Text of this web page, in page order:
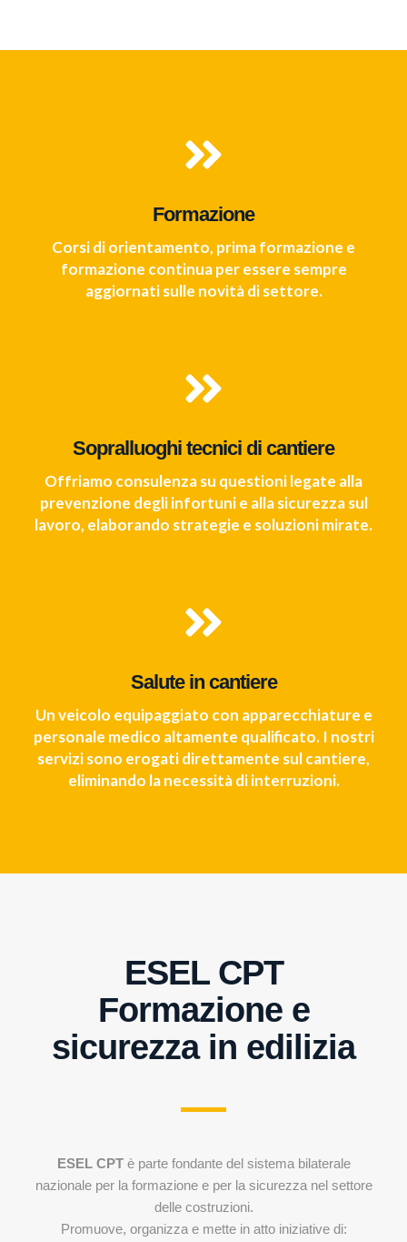
Formazione
Corsi di orientamento, prima formazione e
formazione continua per essere sempre
aggiornati sulle novità di settore.
Sopralluoghi tecnici di cantiere
Offriamo consulenza su questioni legate alla
prevenzione degli infortuni e alla sicurezza sul
lavoro, elaborando strategie e soluzioni mirate.
Salute in cantiere
Un veicolo equipaggiato con apparecchiature e
personale medico altamente qualificato. I nostri
servizi sono erogati direttamente sul cantiere,
eliminando la necessità di interruzioni.
ESEL CPT
Formazione e
sicurezza in edilizia
ESEL CPTè parte fondante del sistema bilaterale
nazionale per la formazione e per la sicurezza nel settore
delle costruzioni.
Promuove, organizza e mette in atto iniziative di: